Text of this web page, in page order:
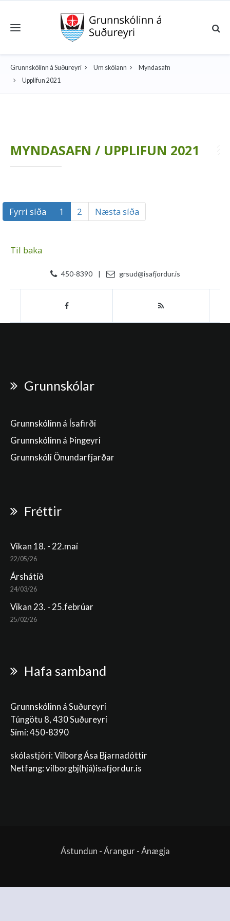
Toggle navigation
Grunnskólinn á Suðureyri Um skólann
Myndasafn
Upplifun 2021
MYNDASAFN / UPPLIFUN 2021
Fyrri síða 1 2 Næsta síða
Til baka
450-8390 | grsud@isafjordur.is
Grunnskólar
Grunnskólinn á Ísafirði
Grunnskólinn á Þingeyri
Grunnskóli Önundarfjarðar
Fréttir
Vikan 18. - 22.maí
22/05/26
Árshátíð
24/03/26
Vikan 23. - 25.febrúar
25/02/26
Hafa samband
Grunnskólinn á Suðureyri
Túngötu 8, 430 Suðureyri
Sími: 450-8390
skólastjóri: Vilborg Ása Bjarnadóttir
Netfang: vilborgbj(hjá)isafjordur.is
Ástundun - Árangur - Ánægja